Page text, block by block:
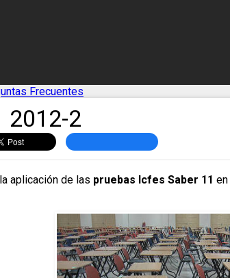
Frecuentes
2012-2
aplicación de las pruebas Icfes Saber 11